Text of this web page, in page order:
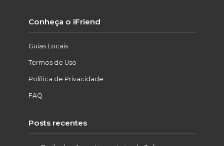
Conheça o iFriend
Guias Locais
Termos de Uso
Política de Privacidade
FAQ
Posts recentes